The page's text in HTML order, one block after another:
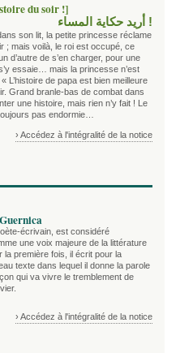
du soir !]
! أريد حكاية المساء
son lit, la petite princesse réclame
; mais voilà, le roi est occupé, ce
d’autre de s’en charger, pour une
essaie… mais la princesse n’est
L’histoire de papa est bien meilleure
Grand branle-bas de combat dans
une histoire, mais rien n’y fait ! Le
pas endormie…
› Accédez à l'intégralité de la notice
écrivain, est considéré
une voix majeure de la littérature
la première fois, il écrit pour la
texte dans lequel il donne la parole
qui va vivre le tremblement de
› Accédez à l'intégralité de la notice